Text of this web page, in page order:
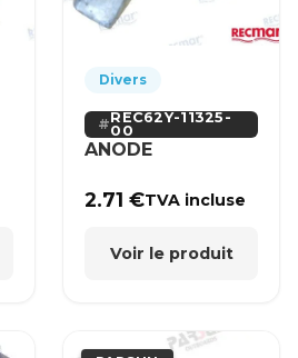
Divers
REC62Y-11325-
00
ANODE
2.71€TVA incluse
Voir le produit